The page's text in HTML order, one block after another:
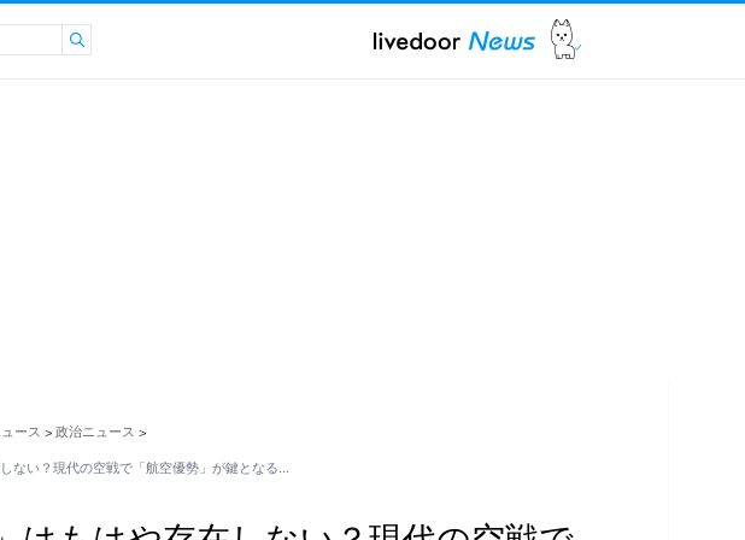
ース > 政治ニュース >
ない？現代の空戦で「航空優勢」が鍵となる…